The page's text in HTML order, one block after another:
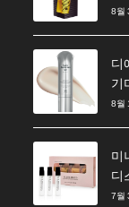
8월
디
기
8월
미
디
7월